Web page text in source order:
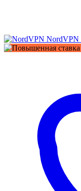
NordVPN